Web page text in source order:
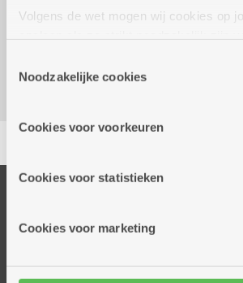
Volgens de wet mogen wij cookies op
cookies hebben we jouw toestemming
cookies worden geplaatst door derde
informatie over jouw (geanonimiseerd)
partners kunnen deze gegevens
Noodzakelijke cookies
Cookies voor voorkeuren
Cookies voor statistieken
Cookies voor marketing
2610 Wilrijk
Delen
Thuisdiensten
Assistentiewoningen